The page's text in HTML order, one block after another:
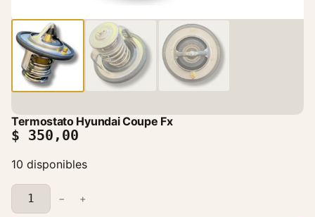
Termostato Hyundai Coupe Fx
$ 350,00
10 disponibles
T
e
− +